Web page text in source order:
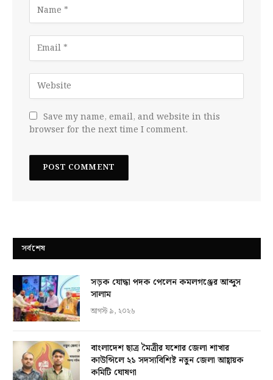
Save my name, email, and website in this
browser for the next time I comment.
সর্বশেষ
সড়ক যোদ্ধা পদক পেলেন কমলগঞ্জের আব্দুস
সালাম
আগস্ট ৯, ২০২৬
বাংলাদেশ ছাত্র মৈত্রীর যশোর জেলা শাখার
কাউন্সিলে ২১ সদস্যবিশিষ্ট নতুন জেলা আহ্বায়ক
কমিটি ঘোষণা